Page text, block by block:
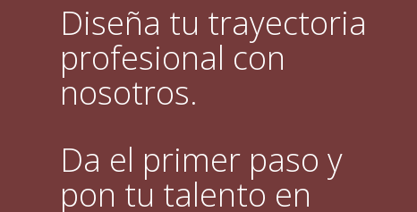
Diseña tu trayectoria
profesional con
nosotros.
Da el primer paso y
pon tu talento en